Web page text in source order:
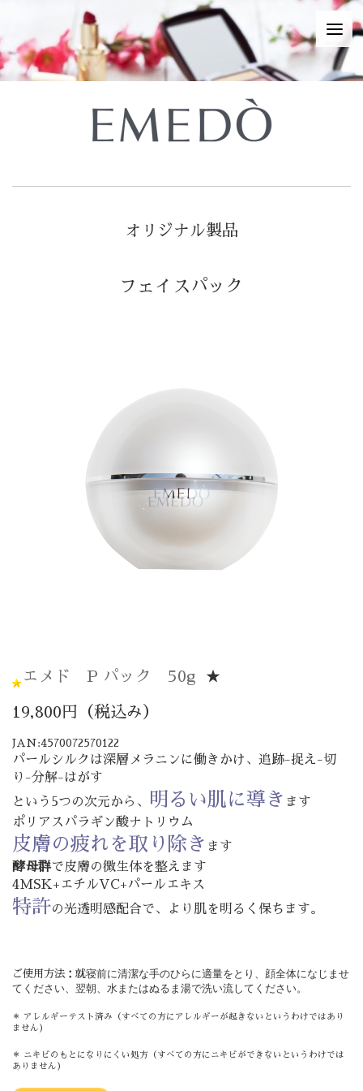
オリジナル製品
フェイスパック
エメド P パック 50g ★
19,800円（税込み）
JAN:4570072570122
パールシルクは深層メラニンに働きかけ、追跡-捉え-切
り-分解-はがす
という5つの次元から、
明るい肌に導き ます
ポリアスパラギン酸ナトリウム
皮膚の疲れを取り除き ます
酵母群で皮膚の微生体を整えます
4MSK+エチルVC+パールエキス
特許の光透明感配合で、より肌を明るく保ちます。
ご使用方法：就寝前に清潔な手のひらに適量をとり、顔全体になじませ
てください、翌朝、水またはぬるま湯で洗い流してください。
＊
アレルギーテスト済み（すべての方にアレルギーが起きないというわけではあり
ません)
＊
ニキビのもとになりにくい処方（すべての方にニキビができないというわけでは
ありません)